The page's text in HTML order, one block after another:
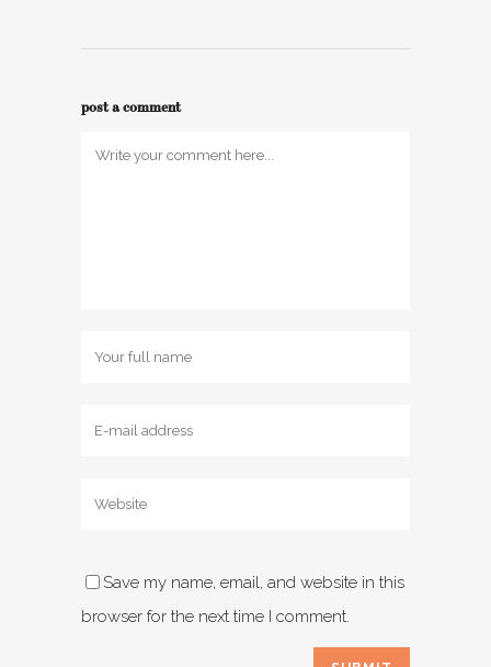
post a comment
Save my name, email, and website in this
browser for the next time I comment.